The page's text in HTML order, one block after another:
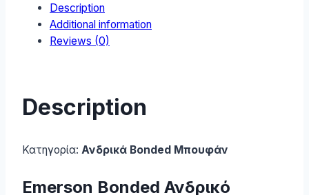
quantity
Description
Additional information
Reviews (0)
Description
Κατηγορία: Ανδρικά Bonded Μπουφάν
Emerson Bonded Ανδρικό